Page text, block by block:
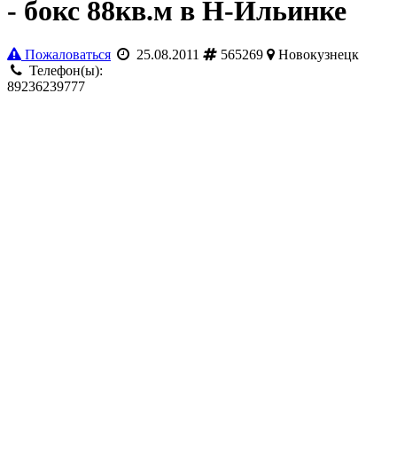
- бокс 88кв.м в Н-Ильинке
Пожаловаться 25.08.2011 565269
Новокузнецк
Телефон(ы):
89236239777